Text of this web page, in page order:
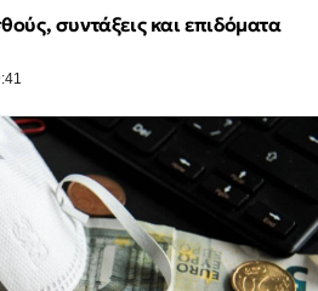
συντάξεις και επιδόματα